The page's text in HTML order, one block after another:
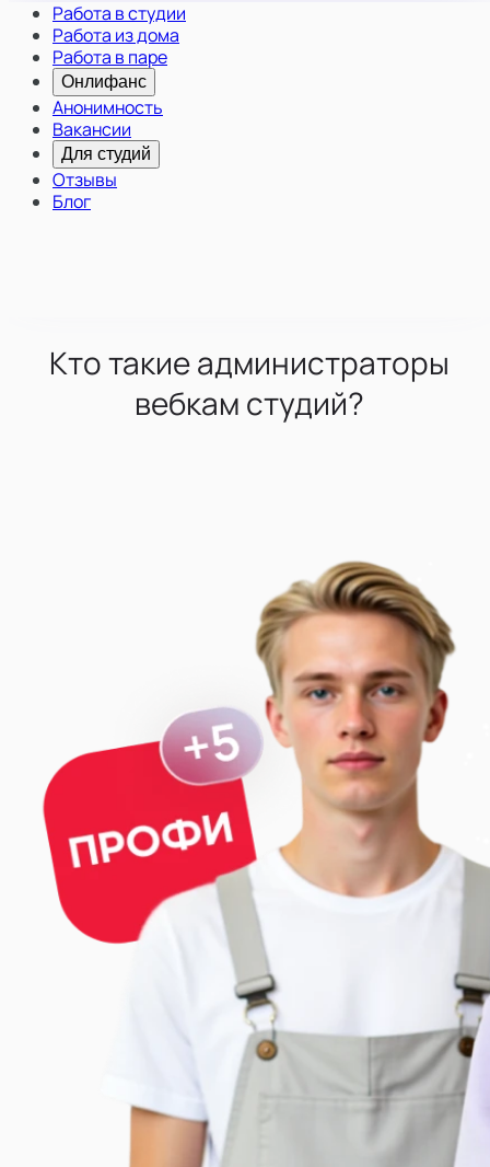
Работа в студии
Работа из дома
Работа в паре
Онлифанс
Анонимность
Вакансии
Для студий
Отзывы
Блог
Кто такие администраторы
вебкам студий?